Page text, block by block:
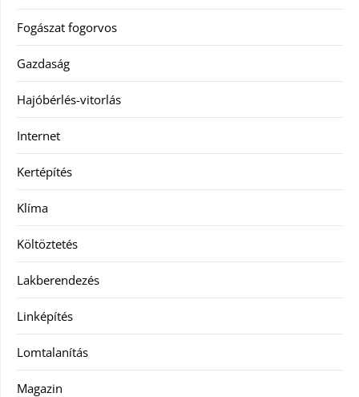
Fogászat fogorvos
Gazdaság
Hajóbérlés-vitorlás
Internet
Kertépítés
Klíma
Költöztetés
Lakberendezés
Linképítés
Lomtalanítás
Magazin